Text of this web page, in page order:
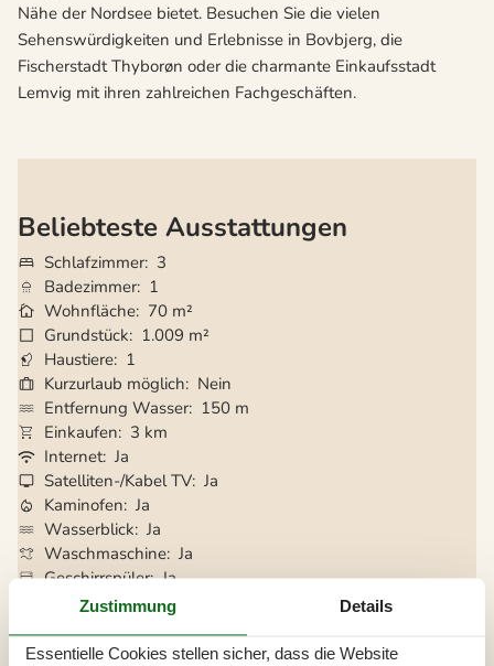
Nähe der Nordsee bietet. Besuchen Sie die vielen
Sehenswürdigkeiten und Erlebnisse in Bovbjerg, die
Fischerstadt Thyborøn oder die charmante Einkaufsstadt
Lemvig mit ihren zahlreichen Fachgeschäften.
Beliebteste Ausstattungen
Schlafzimmer 3
Badezimmer 1
Wohnfläche 70 m²
Grundstück
1.009 m²
Haustiere 1
Kurzurlaub möglich
Nein
Entfernung Wasser 150 m
Einkaufen
3 km
Internet Ja
Satelliten-/Kabel TV Ja
Kaminofen Ja
Wasserblick Ja
Waschmaschine Ja
Geschirrspüler Ja
Nichtraucher
Ja
Zustimmung Details
Essentielle Cookies stellen sicher, dass die Website